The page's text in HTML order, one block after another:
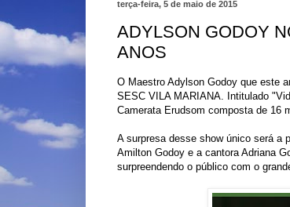
terça-feira, 5 de maio de 2015
ADYLSON GODOY
ANOS
O Maestro Adylson Godoy que este
SESC VILA MARIANA. Intitulado
Camerata Erudsom composta de 16
A surpresa desse show único será a
Amilton Godoy e a cantora Adriana
surpreendendo o público com o